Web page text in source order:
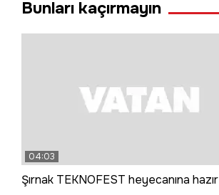
Bunları kaçırmayın
04:03
Şırnak TEKNOFEST heyecanına hazır